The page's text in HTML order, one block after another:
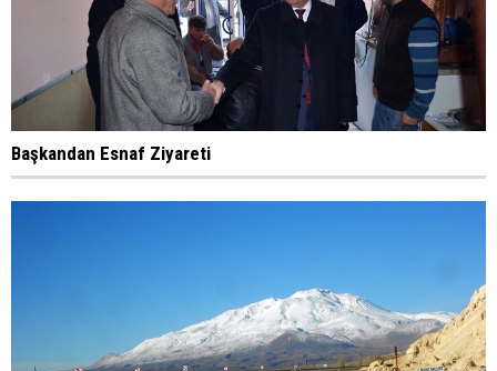
Başkandan Esnaf Ziyareti